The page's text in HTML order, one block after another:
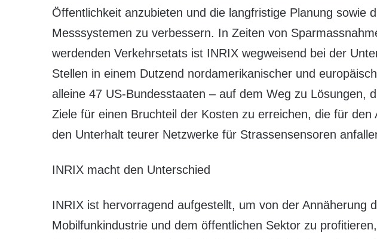
Öffentlichkeit anzubieten und die langfristige Planung sowie
Messsystemen zu verbessern. In Zeiten von
werdenden Verkehrsetats ist INRIX wegweisend bei der
Stellen in einem Dutzend nordamerikanischer und
alleine 47 US-Bundesstaaten – auf dem Weg zu Lösungen,
Ziele für einen Bruchteil der Kosten zu erreichen, die für den
den Unterhalt teurer Netzwerke für Strassensensoren
INRIX macht den Unterschied
INRIX ist hervorragend aufgestellt, um von der Annäherung
Mobilfunkindustrie und dem öffentlichen Sektor zu